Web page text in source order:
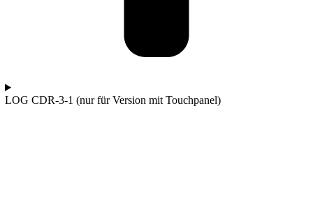
LOG CDR-3-1 (nur für Version mit Touchpanel)